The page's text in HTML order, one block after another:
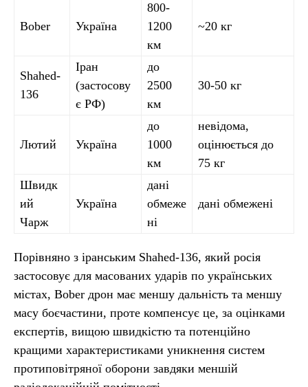
Bober Україна
800-
1200
км
~20 кг
Shahed-
136
Іран
(застосову
є РФ)
до
2500
км
30-50 кг
Лютий Україна
до
1000
км
невідома,
оцінюється до
75 кг
Швидк
ий
Чарж
Україна
дані
обмеже
ні
дані обмежені
Порівняно з іранським Shahed-136, який росія
застосовує для масованих ударів по українських
містах, Bober дрон має меншу дальність та меншу
масу боєчастини, проте компенсує це, за оцінками
експертів, вищою швидкістю та потенційно
кращими характеристиками уникнення систем
протиповітряної оборони завдяки меншій